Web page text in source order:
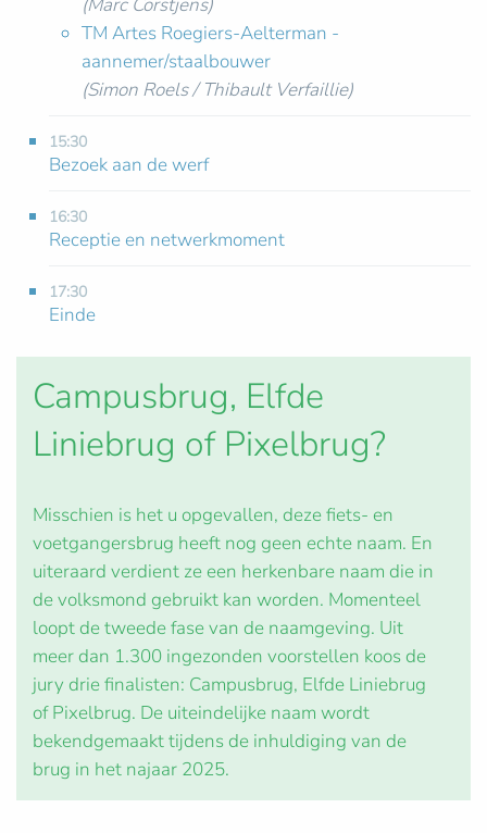
TM Artes Roegiers-Aelterman -
aannemer/staalbouwer
(Simon Roels / Thibault Verfaillie)
15:30
Bezoek aan de werf
16:30
Receptie en netwerkmoment
17:30
Einde
Campusbrug, Elfde
Liniebrug of Pixelbrug?
Misschien is het u opgevallen, deze fiets- en
voetgangersbrug heeft nog geen echte naam. En
uiteraard verdient ze een herkenbare naam die in
de volksmond gebruikt kan worden. Momenteel
loopt de tweede fase van de naamgeving. Uit
meer dan 1.300 ingezonden voorstellen koos de
jury drie finalisten: Campusbrug, Elfde Liniebrug
of Pixelbrug. De uiteindelijke naam wordt
bekendgemaakt tijdens de inhuldiging van de
brug in het najaar 2025.